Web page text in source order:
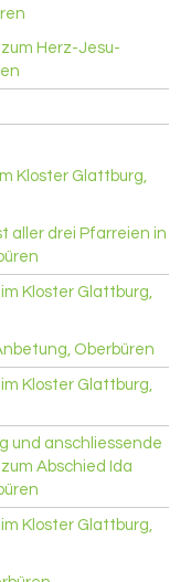
Herz-Jesu-
Kloster Glattburg,
aller drei Pfarreien in
Kloster Glattburg,
Oberbüren
Kloster Glattburg,
und anschliessende
Abschied Ida
Kloster Glattburg,